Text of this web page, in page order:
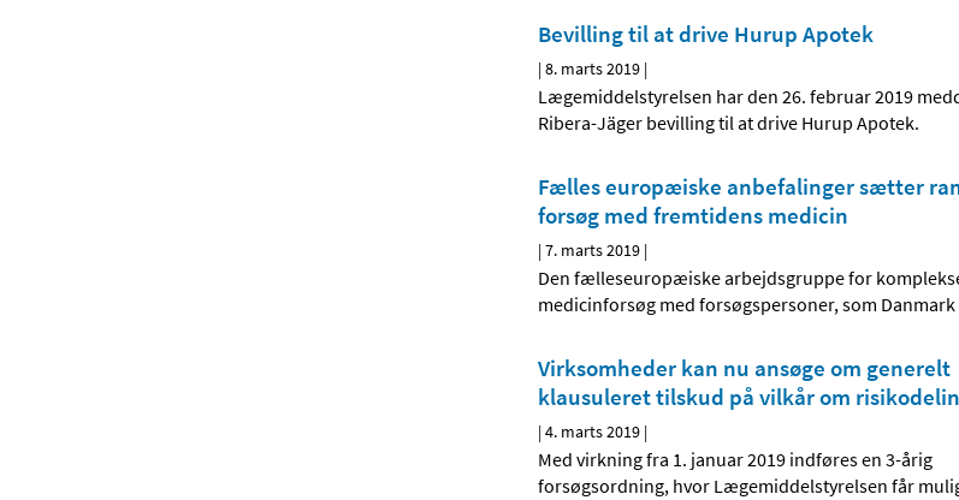
Bevilling til at drive Hurup Apotek
|8. marts 2019 |
Lægemiddelstyrelsen har den 26. februar 2019
Ribera-Jäger bevilling til at drive Hurup Apotek.
Fælles europæiske anbefalinger sætter
forsøg med fremtidens medicin
|7. marts 2019 |
Den fælleseuropæiske arbejdsgruppe for
medicinforsøg med forsøgspersoner, som Danmark
Virksomheder kan nu ansøge om generelt
klausuleret tilskud på vilkår om
|4. marts 2019 |
Med virkning fra 1. januar 2019 indføres en 3-årig
forsøgsordning, hvor Lægemiddelstyrelsen får